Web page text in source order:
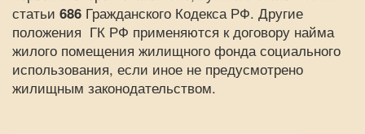
статьи 686 Гражданского Кодекса РФ. Другие
положения ГК РФ применяются к договору найма
жилого помещения жилищного фонда социального
использования, если иное не предусмотрено
жилищным законодательством.